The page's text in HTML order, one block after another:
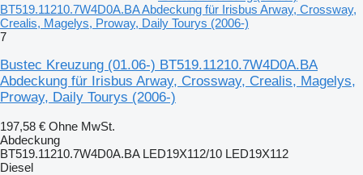
BT519.11210.7W4D0A.BA Abdeckung für Irisbus Arway, Crossway,
Crealis, Magelys, Proway, Daily Tourys (2006-)
7
Bustec Kreuzung (01.06-) BT519.11210.7W4D0A.BA
Abdeckung für Irisbus Arway, Crossway, Crealis, Magelys,
Proway, Daily Tourys (2006-)
197,58 € Ohne MwSt.
Abdeckung
BT519.11210.7W4D0A.BA LED19X112/10 LED19X112
Diesel